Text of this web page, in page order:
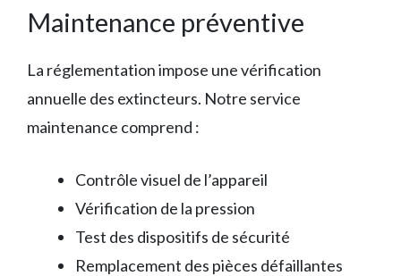
Maintenance préventive
La réglementation impose une vérification
annuelle des extincteurs. Notre service
maintenance comprend :
Contrôle visuel de l’appareil
Vérification de la pression
Test des dispositifs de sécurité
Remplacement des pièces défaillantes